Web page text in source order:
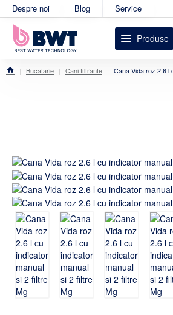
Despre noi Blog Service
Produse
home
Bucatarie Cani filtrante Cana Vida roz 2.6 l